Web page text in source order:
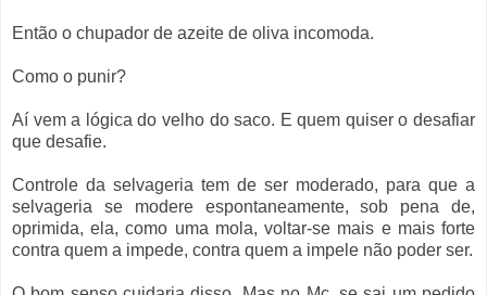
Então o chupador de azeite de oliva incomoda.
Como o punir?
Aí vem a lógica do velho do saco. E quem quiser o desafiar
que desafie.
Controle da selvageria tem de ser moderado, para que a
selvageria se modere espontaneamente, sob pena de,
oprimida, ela, como uma mola, voltar-se mais e mais forte
contra quem a impede, contra quem a impele não poder ser.